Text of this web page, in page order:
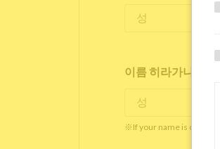
이름 히라가나/가
※If your name is